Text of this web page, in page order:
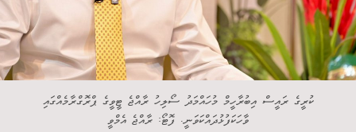
ކުރީގެ ރައީސް އިބުރާހީމް މުހައްމަދު ސޯލިހު ރާއްޖެ ޓީވީގެ ޕްރޮގްރާމެއްގައި
ވާހަކަފުޅުދައްކަވަނީ. ފޮޓޯ: ރާއްޖެ އެމްވީ